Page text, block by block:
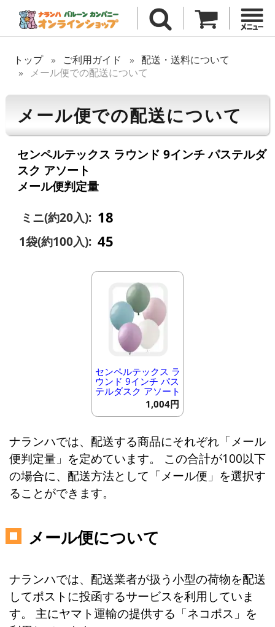
トップ ご利用ガイド
配送・送料について
メール便での配送について
メール便での配送について
センペルテックス ラウンド 9インチ パステルダ
スク アソート
メール便判定量
ミニ(約20入): 18
1袋(約100入): 45
センペルテックス ラ
ウンド 9インチ パス
テルダスク アソート
1,004円
ナランハでは、配送する商品にそれぞれ「メール
便判定量」を定めています。 この合計が100以下
の場合に、配送方法として「メール便」を選択す
ることができます。
メール便について
ナランハでは、配送業者が扱う小型の荷物を配送
してポストに投函するサービスを利用していま
す。 主にヤマト運輸の提供する「ネコポス」を